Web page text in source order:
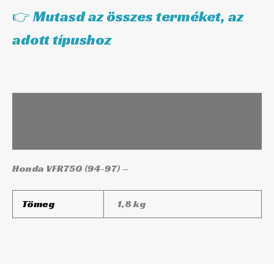
👉 Mutasd az összes terméket, az
adott típushoz
Honda VFR750 (94-97) –
Tömeg 1,8 kg